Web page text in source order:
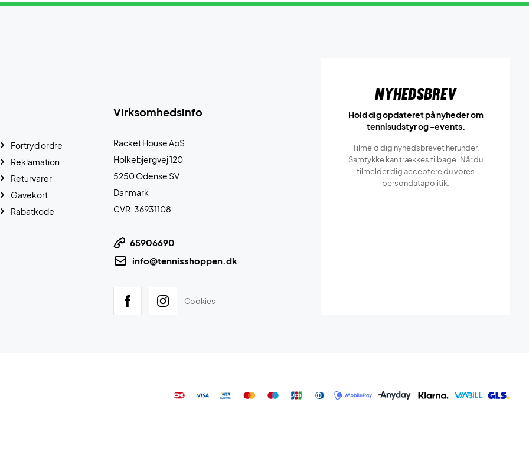
Virksomhedsinfo
Racket House ApS
Holkebjergvej 120
5250 Odense SV
Danmark
CVR: 36931108
65906690
info@tennisshoppen.dk
Cookies
Fortryd ordre
Reklamation
Returvarer
Gavekort
Rabatkode
Nyhedsbrev
Hold dig opdateret på nyheder om
tennisudstyr og -events.
Tilmeld dig nyhedsbrevet herunder.
Samtykke kan trækkes tilbage. Når du
tilmelder dig acceptere du vores
persondatapolitik.